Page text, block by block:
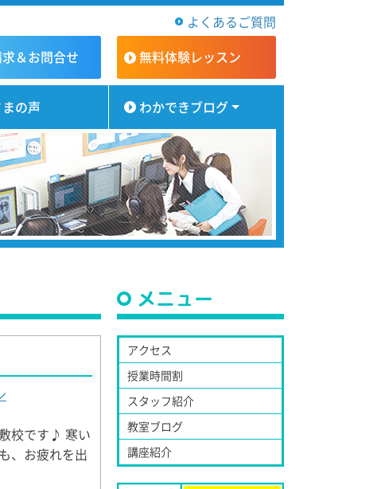
よくあるご質問
＆お問合せ 無料体験レッスン
の声 わかできブログ
校です♪ 寒い
、お疲れを出
メニュー
アクセス
授業時間割
スタッフ紹介
教室ブログ
講座紹介